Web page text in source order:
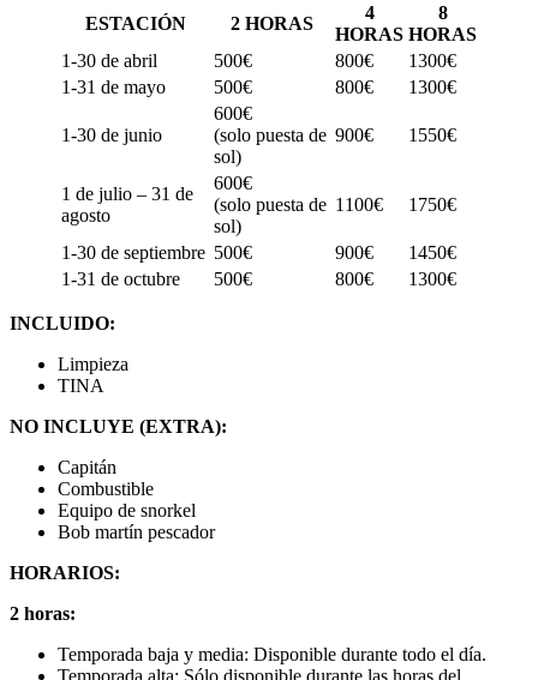
ESTACIÓN 2 HORAS
4
HORAS
8
HORAS
1-30 de abril
500€ 800€
1300€
1-31 de mayo
500€ 800€ 1300€
1-30 de junio
600€
(solo puesta de
sol)
900€ 1550€
1 de julio – 31 de
agosto
600€
(solo puesta de
sol)
1100€ 1750€
1-30 de septiembre 500€ 900€
1450€
1-31 de octubre
500€ 800€ 1300€
INCLUIDO:
Limpieza
TINA
NO INCLUYE (EXTRA):
Capitán
Combustible
Equipo de snorkel
Bob martín pescador
HORARIOS:
2 horas:
Temporada baja y media: Disponible durante todo el día.
Temporada alta: Sólo disponible durante las horas del